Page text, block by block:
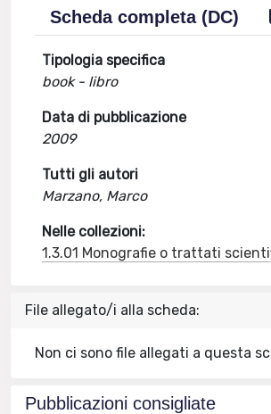
Scheda completa (DC)
Tipologia specifica
book - libro
Data di pubblicazione
2009
Tutti gli autori
Marzano, Marco
Nelle collezioni:
1.3.01 Monografie o trattati
File allegato/i alla scheda:
Non ci sono file allegati a questa
Pubblicazioni consigliate